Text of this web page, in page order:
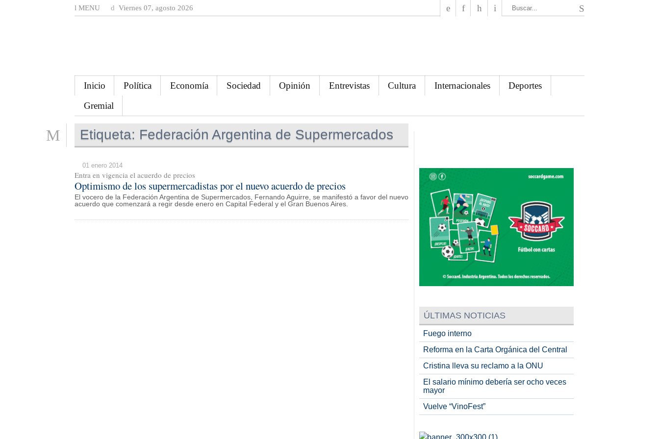
MENU Viernes 07, agosto 2026
Inicio Política Economía Sociedad Opinión Entrevistas Cultura Internacionales
Deportes
Gremial
Etiqueta: Federación Argentina de Supermercados
01 enero 2014
Entra en vigencia el acuerdo de precios
Optimismo de los supermercadistas por el nuevo acuerdo de precios
El vocero de la Federación Argentina de Supermercados, Fernando Aguirre, se manifestó a favor del nuevo
acuerdo que comenzará a regir desde enero en Capital Federal y el Gran Buenos Aires.
ÚLTIMAS NOTICIAS
Fuego interno
Reforma en la Carta Orgánica del Central
Cristina lleva su reclamo a la ONU
El salario mínimo debería ser ocho veces
mayor
Vuelve “VinoFest”